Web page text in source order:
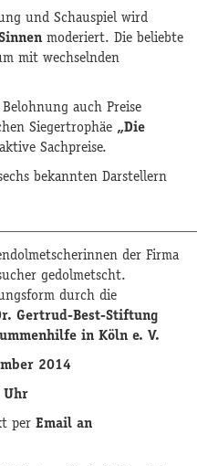
und Schauspiel wird
moderiert. Die beliebte
mit wechselnden
auch Preise
Siegertrophäe „Die
Sachpreise.
bekannten Darstellern
der Firma
gedolmetscht.
durch die
Gertrud-Best-Stiftung
in Köln e. V.
2014
Uhr
per Email an